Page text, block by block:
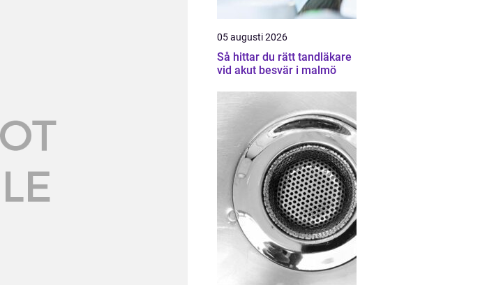
05 augusti 2026
Så hittar du rätt tandläkare
vid akut besvär i malmö